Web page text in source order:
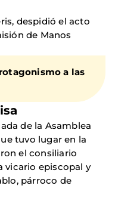
despidió el acto
de Manos
a las
de la Asamblea
tuvo lugar en la
el consiliario
vicario episcopal y
párroco de